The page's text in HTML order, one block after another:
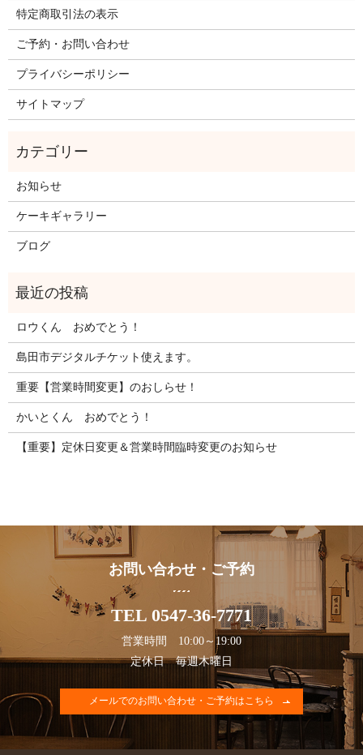
特定商取引法の表示
ご予約・お問い合わせ
プライバシーポリシー
サイトマップ
お知らせ
ケーキギャラリー
ブログ
ロウくん おめでとう！
島田市デジタルチケット使えます。
重要【営業時間変更】のおしらせ！
かいとくん おめでとう！
【重要】定休日変更＆営業時間臨時変更のお知らせ
お問い合わせ・ご予約
TEL 0547-36-7771
営業時間 10:00～19:00
定休日 毎週木曜日
メールでのお問い合わせ・ご予約はこちら